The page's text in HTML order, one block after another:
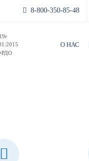
8-800-350-85-48
О НАС